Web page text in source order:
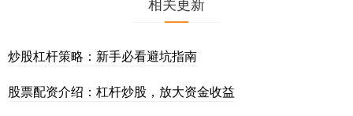
炒股杠杆策略：新手必看避坑指南
股票配资介绍：杠杆炒股，放大资金收益